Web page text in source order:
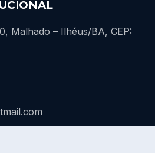
Malhado – Ilhéus/BA, CEP: